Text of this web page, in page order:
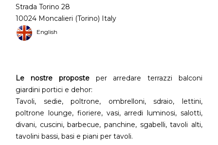
Strada Torino 28
10024 Moncalieri (Torino) Italy
English
Le nostre proposteper arredare terrazzi balconi
giardini portici e dehor:
Tavoli, sedie, poltrone, ombrelloni, sdraio, lettini,
poltrone lounge, fioriere, vasi, arredi luminosi, salotti,
divani, cuscini, barbecue, panchine, sgabelli, tavoli alti,
tavolini bassi, basi e piani per tavoli.